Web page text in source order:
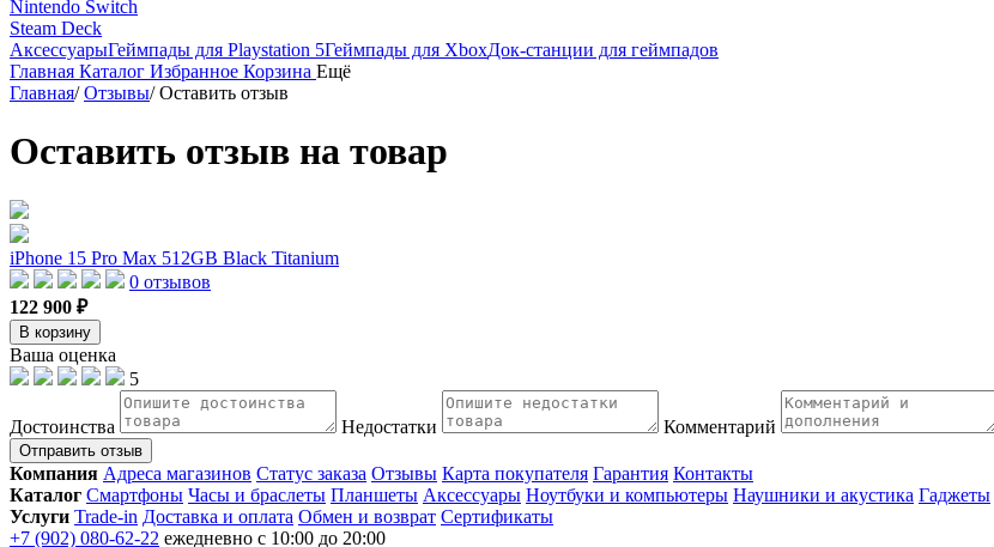
Nintendo Switch
Steam Deck
АксессуарыГеймпады для Playstation 5Геймпады для XboxДок-станции для геймпадов
Главная Каталог Избранное Корзина Ещё
Главная/ Отзывы/ Оставить отзыв
Оставить отзыв на товар
iPhone 15 Pro Max 512GB Black Titanium
0 отзывов
122 900 ₽
В корзину
Ваша оценка
5
Достоинства Недостатки Комментарий
Отправить отзыв
Компания Адреса магазинов Статус заказа Отзывы Карта покупателя Гарантия Контакты
Каталог Смартфоны Часы и браслеты Планшеты Аксессуары Ноутбуки и компьютеры Наушники и акустика Гаджеты
Услуги Trade-in Доставка и оплата Обмен и возврат Сертификаты
+7 (902) 080-62-22 ежедневно с 10:00 до 20:00